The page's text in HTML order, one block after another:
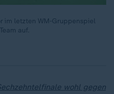
im letzten WM-Gruppenspiel
auf.
wohl gegen